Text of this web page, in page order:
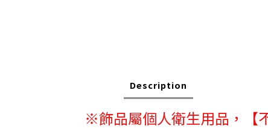
Description
※飾品屬個人衛生用品，